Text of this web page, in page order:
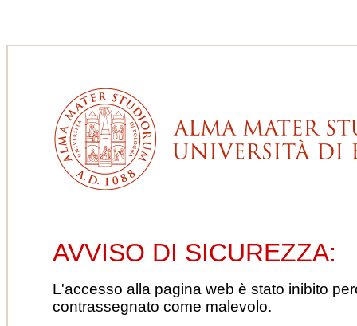
AVVISO DI SICUREZZA:
L'accesso alla pagina web è stato inibito
contrassegnato come malevolo.